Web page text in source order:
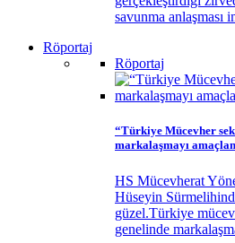
savunma anlaşması
Röportaj
Röportaj
“Türkiye Mücevher
markalaşmayı
HS Mücevherat
Hüseyin
güzel.Türkiye
genelinde